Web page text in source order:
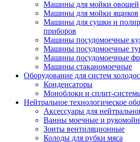
Машины для мойки овощей
Машины для мойки ящиков
Машины для сушки и
приборов
Машины посудомоечные
Машины посудомоечные
Машины посудомоечные
Машины стаканомоечные
Оборудование для систем
Конденсаторы
Моноблоки и сплит-
Нейтральное технологическое
Аксессуары для
Ванны моечные и
Зонты вентиляционные
Колоды для рубки мяса